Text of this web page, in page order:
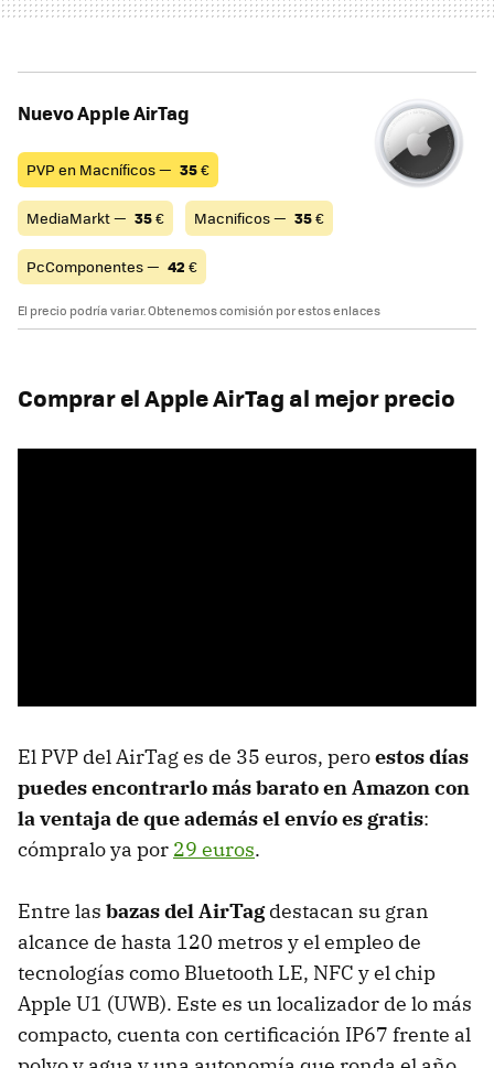
Nuevo Apple AirTag
PVP en Macníficos — 35€
MediaMarkt — 35€ Macnificos — 35€
PcComponentes — 42 €
El precio podría variar. Obtenemos comisión por estos enlaces
Comprar el Apple AirTag al mejor precio
El PVP del AirTag es de 35 euros, peroestos días
puedes encontrarlo más barato en Amazon con
la ventaja de que además el envío es gratis:
cómpralo ya por 29 euros.
Entre las bazas del AirTagdestacan su gran
alcance de hasta 120 metros y el empleo de
tecnologías como Bluetooth LE, NFC y el chip
Apple U1 (UWB). Este es un localizador de lo más
compacto, cuenta con certificación IP67 frente al